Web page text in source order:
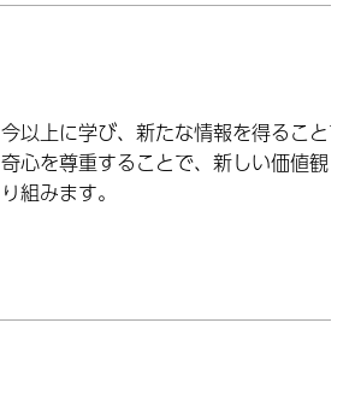
今以上に学び、新たな情報を得ること
奇心を尊重することで、新しい価値観
り組みます。